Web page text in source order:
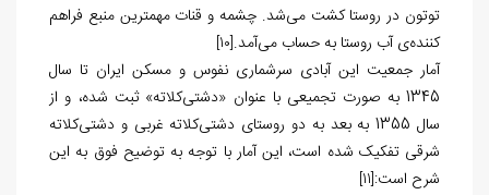
توتون در روستا کشت می‌شد. چشمه و قنات مهمترین منبع فراهم
کننده‌ی آب روستا به حساب می‌آمد.[10]
آمار جمعیت این آبادی سرشماری نفوس و مسکن ایران تا سال
1345 به صورت تجمیعی با عنوان «دشتی‏‌کلاته» ثبت شده، و از
سال 1355 به بعد به دو روستای دشتی‏‌کلاته غربی و دشتی‏‌کلاته
شرقی تفکیک شده است، این آمار با توجه به توضیح فوق به این
شرح است:[11]